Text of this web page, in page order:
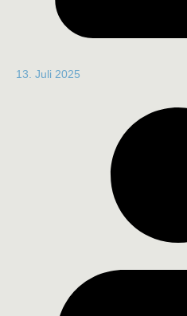
13. Juli 2025